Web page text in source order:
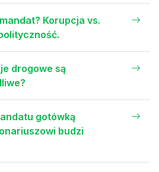
Korupcja vs.
drogowe są
gotówką
budzi